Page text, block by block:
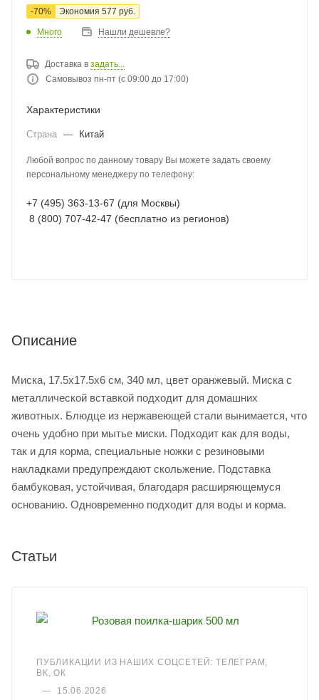
-70% Экономия 577 руб.
Много Нашли дешевле?
Доставка в задать...
Самовывоз пн-пт (с 09:00 до 17:00)
Характеристики
Страна — Китай
Любой вопрос по данному товару Вы можете задать своему
персональному менеджеру по телефону:
+7 (495) 363-13-67 (для Москвы)
8 (800) 707-42-47 (бесплатно из регионов)
Описание
Миска, 17.5x17.5x6 см, 340 мл, цвет оранжевый. Миска с
металлической вставкой подходит для домашних
животных. Блюдце из нержавеющей стали вынимается, что
очень удобно при мытье миски. Подходит как для воды,
так и для корма, специальные ножки с резиновыми
накладками предупреждают скольжение. Подставка
бамбуковая, устойчивая, благодаря расширяющемуся
основанию. Одновременно подходит для воды и корма.
Статьи
ПУБЛИКАЦИИ ИЗ НАШИХ СОЦСЕТЕЙ: ТЕЛЕГРАМ,
ВК, ОК
—
15.06.2026